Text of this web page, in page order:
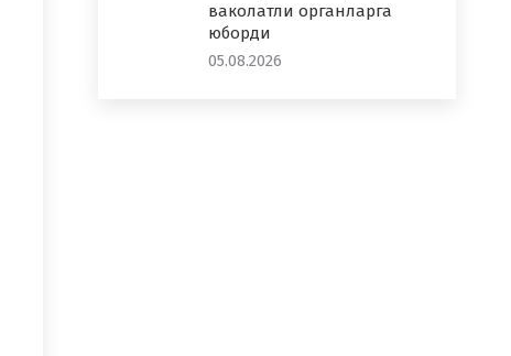
ваколатли органларга
юборди
05.08.2026